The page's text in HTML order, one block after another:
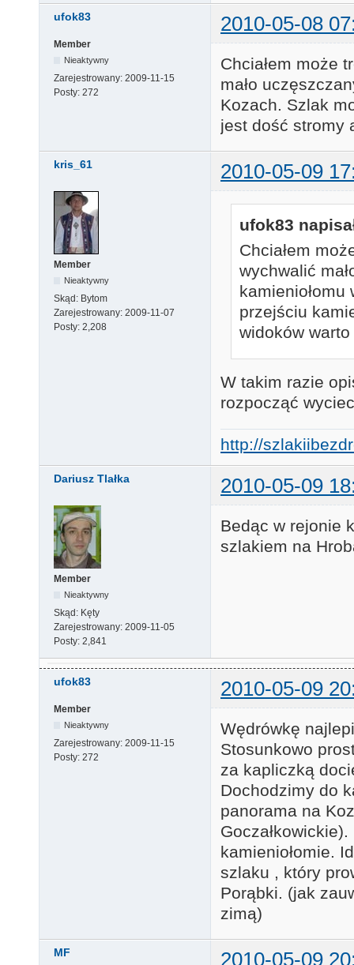
ufok83 2010-05-08
Member
Nieaktywny
Zarejestrowany: 2009-11-15
Posty: 272
Chciałem może
mało
Kozach. Szlak
jest dość stromy
kris_61 2010-05-09
Member
Nieaktywny
Skąd: Bytom
Zarejestrowany: 2009-11-07
Posty: 2,208
ufok83
Chciałem
wychwalić
kamieniołomu
przejściu
widoków
W takim razie
rozpocząć
http://
Dariusz Tlałka 2010-05-09
Member
Nieaktywny
Skąd: Kęty
Zarejestrowany: 2009-11-05
Posty: 2,841
Bedąc w rejonie
szlakiem na
ufok83 2010-05-09
Member
Nieaktywny
Zarejestrowany: 2009-11-15
Posty: 272
Wędrówkę
Stosunkowo
za kapliczką
Dochodzimy do
panorama na
kamieniołomie.
szlaku , który
Porąbki. (jak
zimą)
MF 2010-05-09